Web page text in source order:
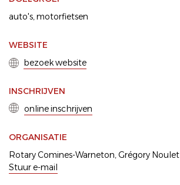
auto's motorfietsen
WEBSITE
bezoek website
INSCHRIJVEN
online inschrijven
ORGANISATIE
Rotary Comines-Warneton, Grégory Noulet
Stuur e-mail